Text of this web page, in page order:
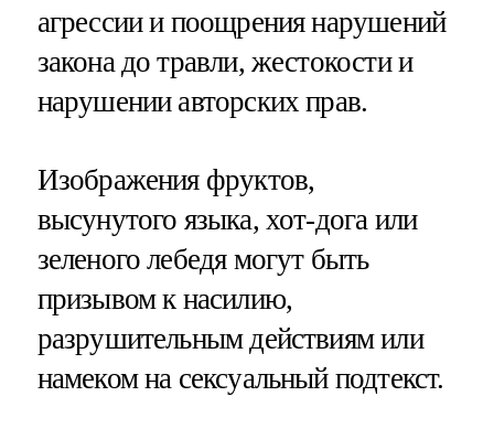
агрессии и поощрения нарушений
закона до травли, жестокости и
нарушении авторских прав.
Изображения фруктов,
высунутого языка, хот-дога или
зеленого лебедя могут быть
призывом к насилию,
разрушительным действиям или
намеком на сексуальный подтекст.